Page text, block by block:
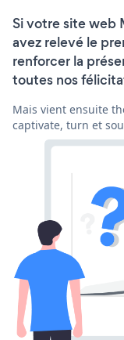
Si votre site web
avez relevé le
renforcer la
toutes nos
Mais vient ensuite
captivate, turn et